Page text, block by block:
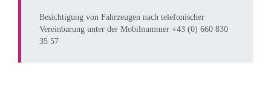
Besichtigung von Fahrzeugen nach telefonischer
Vereinbarung unter der Mobilnummer +43 (0) 660 830
35 57